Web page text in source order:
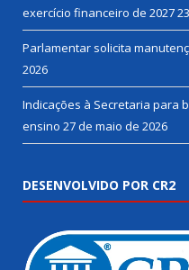
exercício financeiro de 2027
Parlamentar solicita
2026
Indicações à Secretaria para
ensino 27 de maio de 2026
DESENVOLVIDO POR CR2